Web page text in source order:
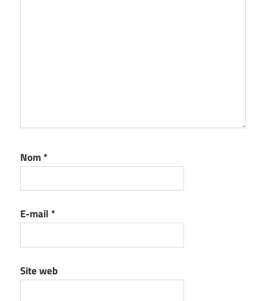
Nom*
E-mail *
Site web